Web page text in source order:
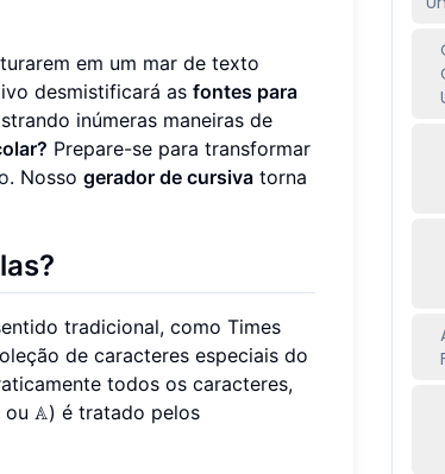
em um mar de texto
desmistificará as fontes para
inúmeras maneiras de
Prepare-se para transformar
. Nosso gerador de cursiva torna
tradicional, como Times
de caracteres especiais do
todos os caracteres,
ou 𝔸) é tratado pelos